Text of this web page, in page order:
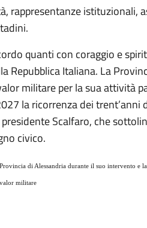
rappresentanze istituzionali,
quanti con coraggio e
Repubblica Italiana. La
militare per la sua attività
la ricorrenza dei trent’anni
Scalfaro, che
civico.
di Alessandria durante il suo intervento e
militare